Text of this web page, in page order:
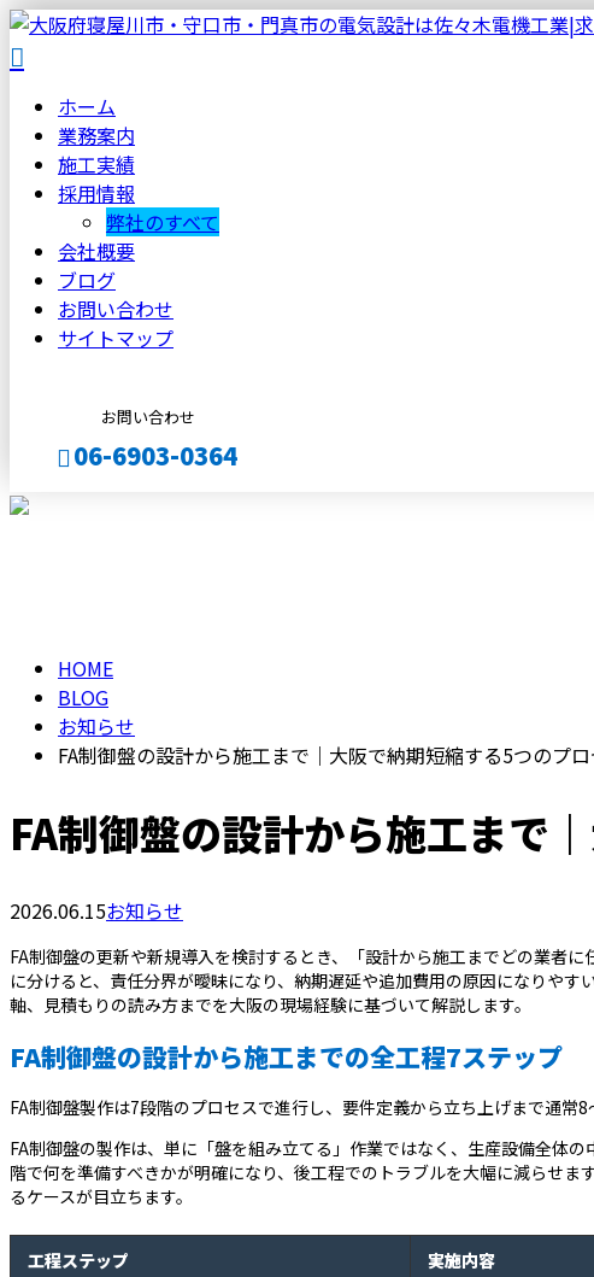
ホーム
業務案内
施工実績
採用情報
弊社のすべて
会社概要
ブログ
お問い合わせ
サイトマップ
お問い合わせ
06-6903-0364
HOME
BLOG
お知らせ
FA制御盤の設計から施工まで｜大阪で納期短縮する5つのプ
FA制御盤の設計から施工まで
2026.06.15お知らせ
FA制御盤の更新や新規導入を検討するとき、「設計から施工までどの業者
に分けると、責任分界が曖昧になり、納期遅延や追加費用の原因になりや
軸、見積もりの読み方までを大阪の現場経験に基づいて解説します。
FA制御盤の設計から施工までの全工程7ステップ
FA制御盤製作は7段階のプロセスで進行し、要件定義から立ち上げまで通常
FA制御盤の製作は、単に「盤を組み立てる」作業ではなく、生産設備全体
階で何を準備すべきかが明確になり、後工程でのトラブルを大幅に減らせ
るケースが目立ちます。
工程ステップ 実施内容